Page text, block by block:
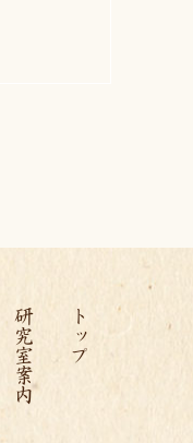
トップ
研究室案内